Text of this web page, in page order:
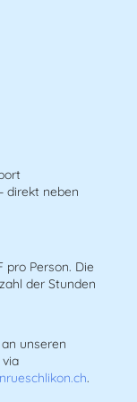
direkt neben
pro Person. Die
der Stunden
unseren
.